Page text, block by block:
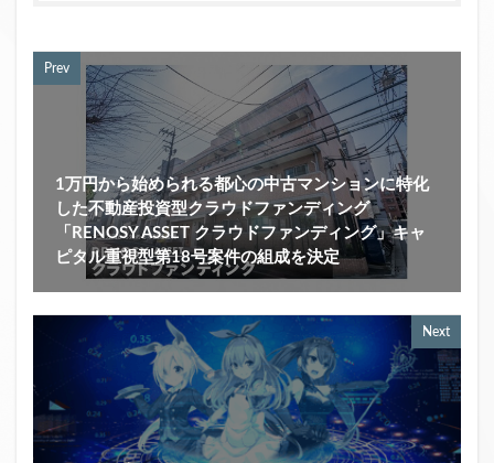
Prev
1万円から始められる都心の中古マンションに特化
した不動産投資型クラウドファンディング
「RENOSY ASSET クラウドファンディング」キャ
ピタル重視型第18号案件の組成を決定
Next